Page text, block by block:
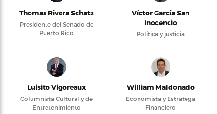
Thomas Rivera Schatz
Presidente del Senado de
Puerto Rico
Víctor García San
Inocencio
Política y justicia
Luisito Vigoreaux
Columnista Cultural y de
Entretenimiento
William Maldonado
Economista y Estratega
Financiero